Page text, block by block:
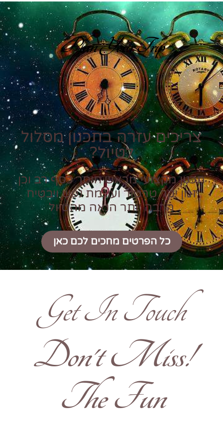
Plan Your Trip
צריכים עזרה בתכנון מסלול
לטיול?
תכנון מקצועי מראש חוסך כסף רב וכן
זמן יקר טרטור ועוגמת נפש ויבטיח
הרבה יותר הנאה מהטיול
כל הפרטים מחכים לכם כאן
Get In Touch
!Don't Miss
The Fun